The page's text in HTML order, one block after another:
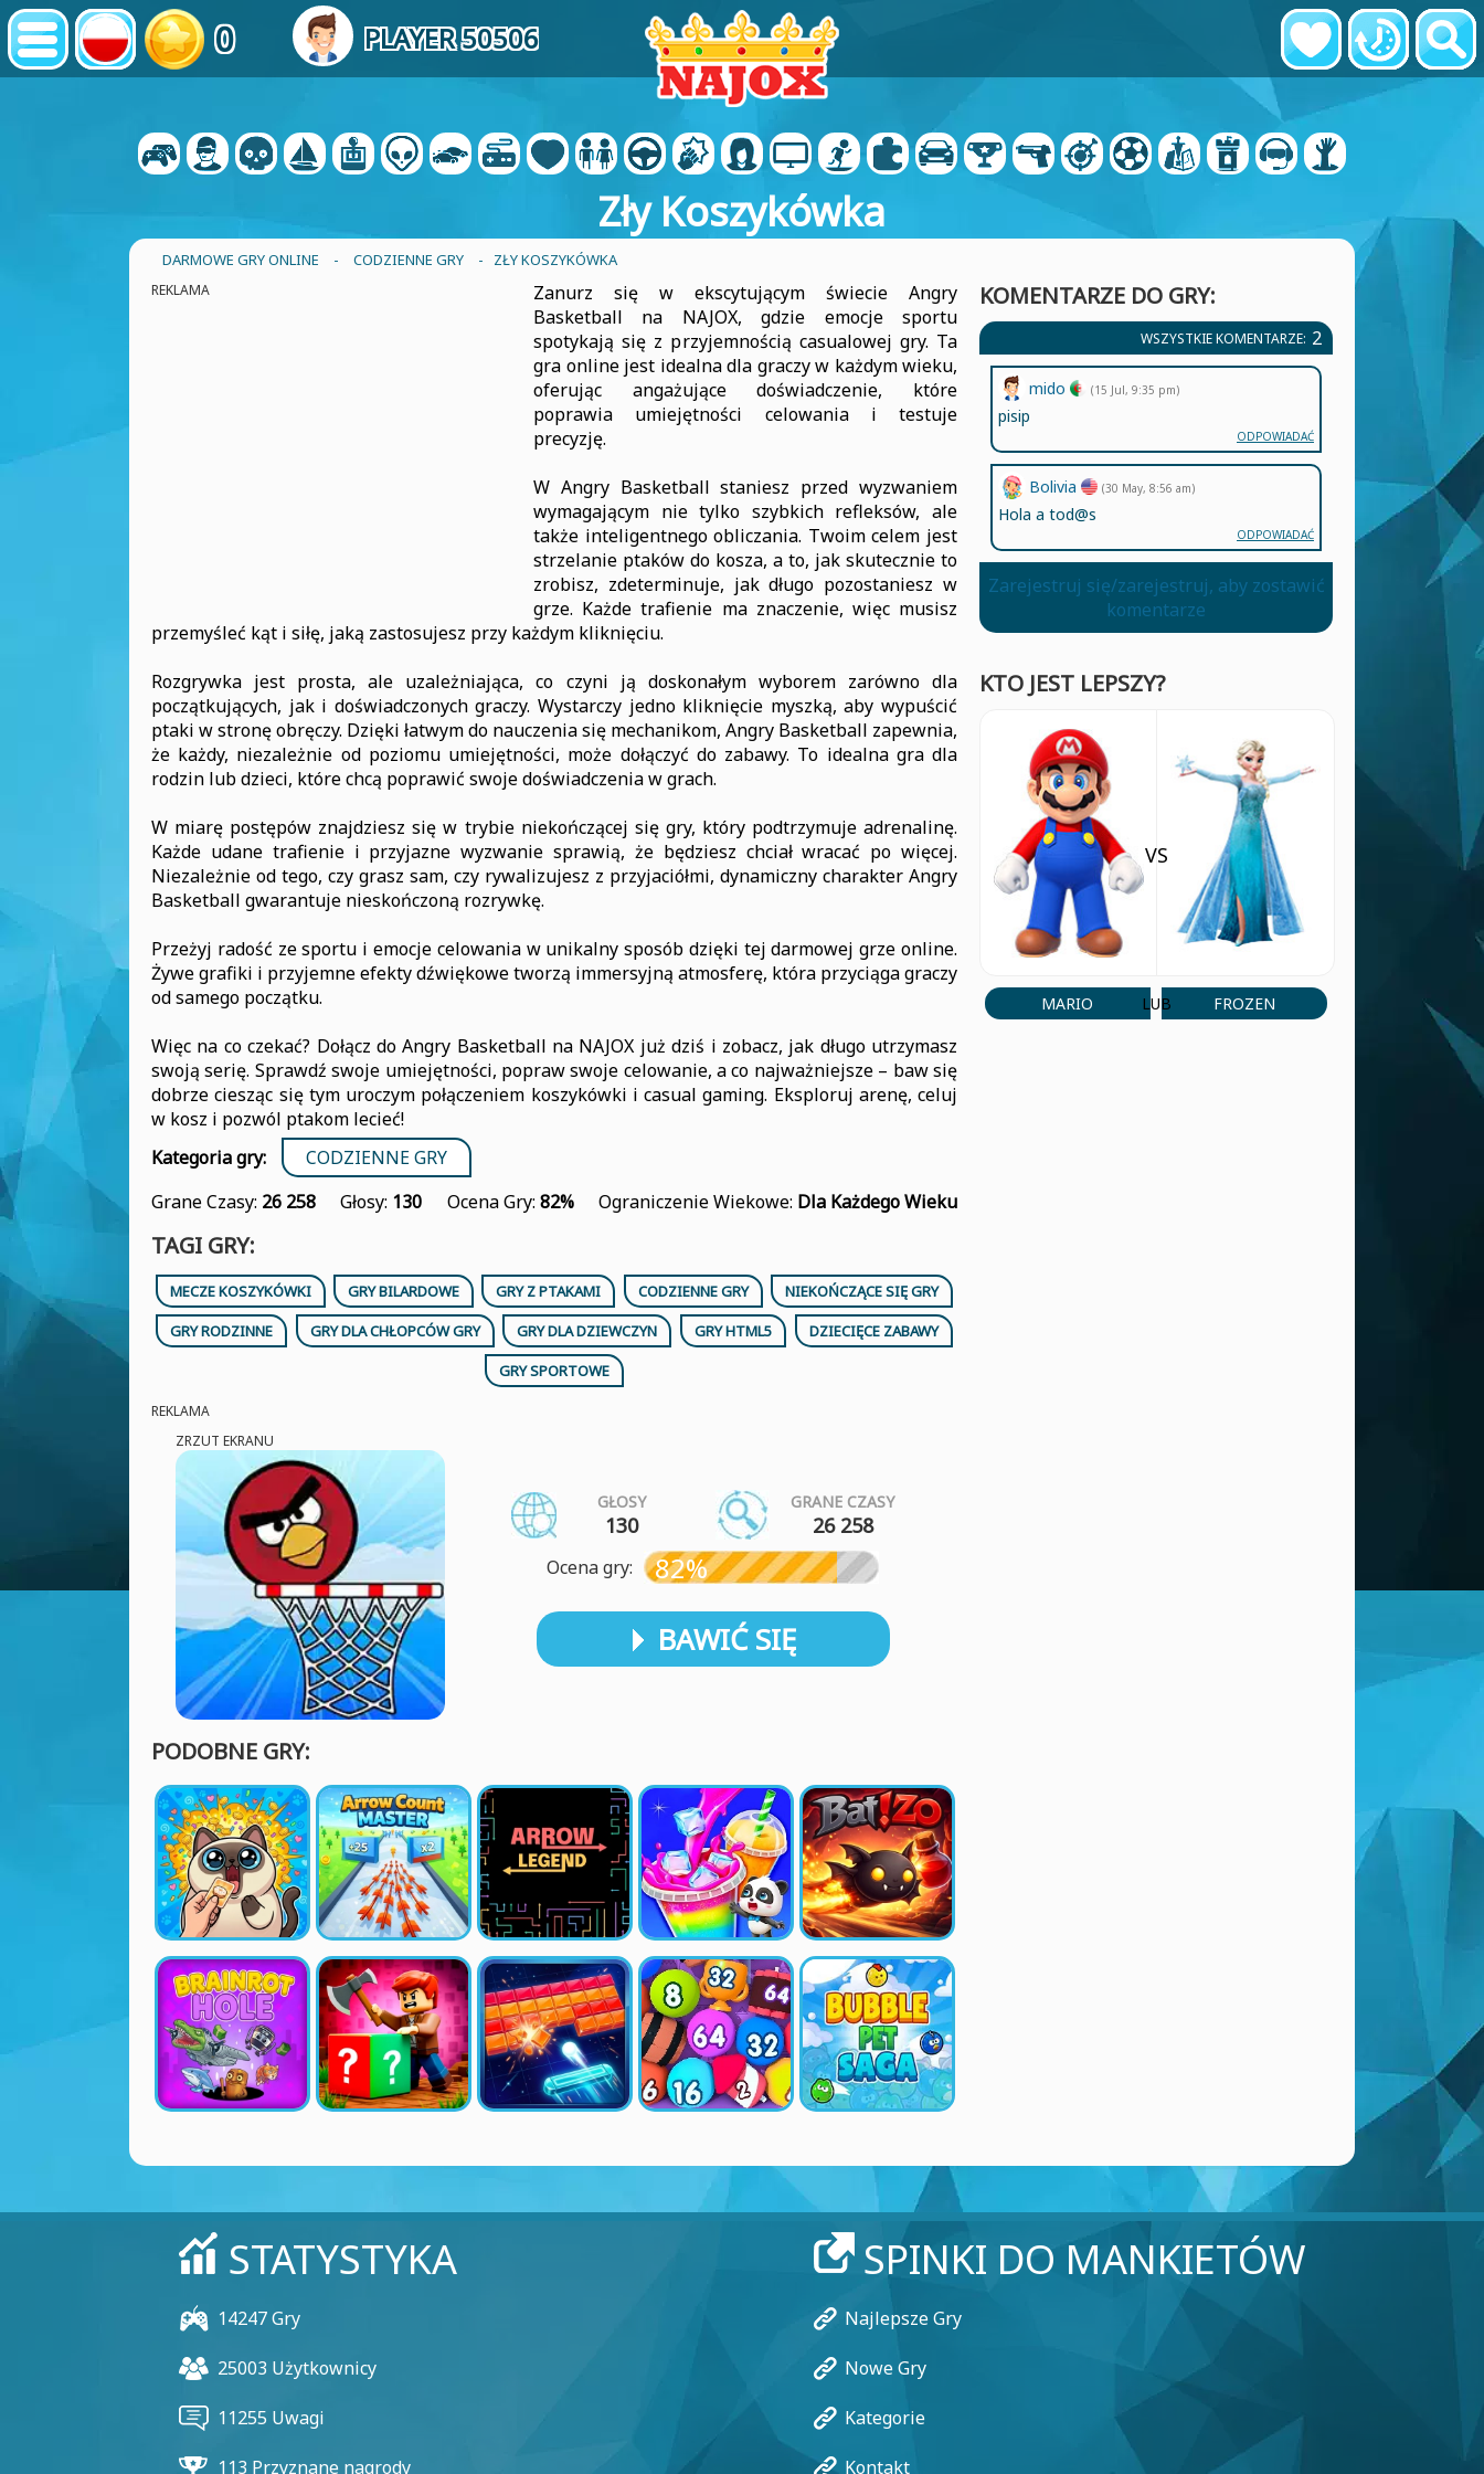
0 PLAYER 50506
Zły Koszykówka
DARMOWE GRY ONLINE - CODZIENNE GRY - ZŁY KOSZYKÓWKA
REKLAMA
Zanurz się w ekscytującym świecie Angry
Basketball na NAJOX, gdzie emocje sportu
spotykają się z przyjemnością casualowej gry. Ta
gra online jest idealna dla graczy w każdym wieku,
oferując angażujące doświadczenie, które
poprawia umiejętności celowania i testuje
precyzję.
W Angry Basketball staniesz przed wyzwaniem
wymagającym nie tylko szybkich refleksów, ale
także inteligentnego obliczania. Twoim celem jest
strzelanie ptaków do kosza, a to, jak skutecznie to
zrobisz, zdeterminuje, jak długo pozostaniesz w
grze. Każde trafienie ma znaczenie, więc musisz
przemyśleć kąt i siłę, jaką zastosujesz przy każdym kliknięciu.
Rozgrywka jest prosta, ale uzależniająca, co czyni ją doskonałym wyborem zarówno dla
początkujących, jak i doświadczonych graczy. Wystarczy jedno kliknięcie myszką, aby wypuścić
ptaki w stronę obręczy. Dzięki łatwym do nauczenia się mechanikom, Angry Basketball zapewnia,
że każdy, niezależnie od poziomu umiejętności, może dołączyć do zabawy. To idealna gra dla
rodzin lub dzieci, które chcą poprawić swoje doświadczenia w grach.
W miarę postępów znajdziesz się w trybie niekończącej się gry, który podtrzymuje adrenalinę.
Każde udane trafienie i przyjazne wyzwanie sprawią, że będziesz chciał wracać po więcej.
Niezależnie od tego, czy grasz sam, czy rywalizujesz z przyjaciółmi, dynamiczny charakter Angry
Basketball gwarantuje nieskończoną rozrywkę.
Przeżyj radość ze sportu i emocje celowania w unikalny sposób dzięki tej darmowej grze online.
Żywe grafiki i przyjemne efekty dźwiękowe tworzą immersyjną atmosferę, która przyciąga graczy
od samego początku.
Więc na co czekać? Dołącz do Angry Basketball na NAJOX już dziś i zobacz, jak długo utrzymasz
swoją serię. Sprawdź swoje umiejętności, popraw swoje celowanie, a co najważniejsze – baw się
dobrze ciesząc się tym uroczym połączeniem koszykówki i casual gaming. Eksploruj arenę, celuj
w kosz i pozwól ptakom lecieć!
Kategoria gry:
CODZIENNE GRY
Grane Czasy: 26 258 Głosy: 130 Ocena Gry: 82% Ograniczenie Wiekowe: Dla Każdego Wieku
TAGI GRY:
MECZE KOSZYKÓWKI GRY BILARDOWE GRY Z PTAKAMI CODZIENNE GRY
NIEKOŃCZĄCE SIĘ GRY
GRY RODZINNE
GRY DLA CHŁOPCÓW GRY GRY DLA DZIEWCZYN GRY HTML5
DZIECIĘCE ZABAWY
GRY SPORTOWE
REKLAMA
ZRZUT EKRANU
GŁOSY
130
GRANE CZASY
26 258
Ocena gry: 82%
BAWIĆ SIĘ
PODOBNE GRY:
KOMENTARZE DO GRY:
WSZYSTKIE KOMENTARZE: 2
Bolivia (30 May, 8:56 am)
Hola a tod@s
ODPOWIADAĆ
mido (15 Jul, 9:35 pm)
pisip
ODPOWIADAĆ
Zarejestruj się/zarejestruj, aby zostawić
komentarze
KTO JEST LEPSZY?
MARIO
VS
LUB FROZEN
STATYSTYKA
14247 Gry
25003 Użytkownicy
11255 Uwagi
113 Przyznane nagrody
SPINKI DO MANKIETÓW
Najlepsze Gry
Nowe Gry
Kategorie
Kontakt